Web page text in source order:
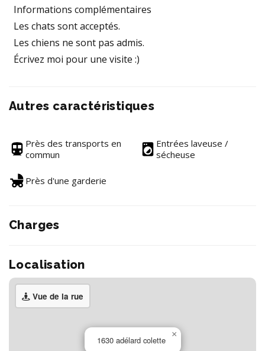
Informations complémentaires
Les chats sont acceptés.
Les chiens ne sont pas admis.
Écrivez moi pour une visite :)
Autres caractéristiques
Près des transports en
commun
Entrées laveuse /
sécheuse
Près d'une garderie
Charges
Localisation
Vue de la rue
1630 adélard colette
×